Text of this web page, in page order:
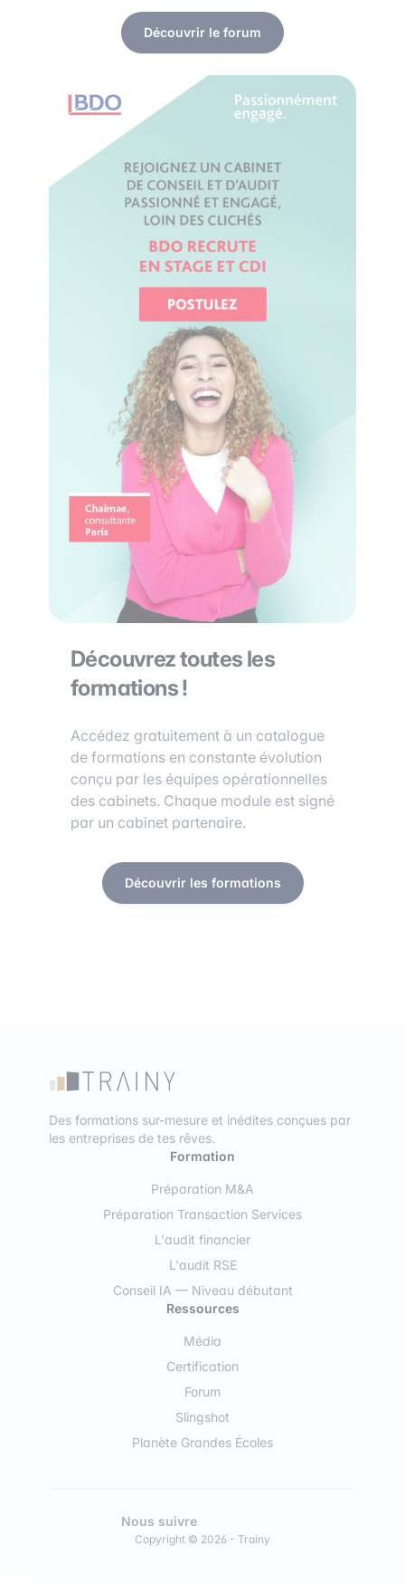
Découvrir le forum
Découvrez toutes les
formations !
Accédez gratuitement à un catalogue
de formations en constante évolution
conçu par les équipes opérationnelles
des cabinets. Chaque module est signé
par un cabinet partenaire.
Découvrir les formations
Des formations sur-mesure et inédites conçues par
les entreprises de tes rêves.
Formation
Préparation M&A
Préparation Transaction Services
L'audit financier
L'audit RSE
Conseil IA — Niveau débutant
Ressources
Média
Certification
Forum
Slingshot
Planète Grandes Écoles
Copyright © 2026 - Trainy
Nous suivre